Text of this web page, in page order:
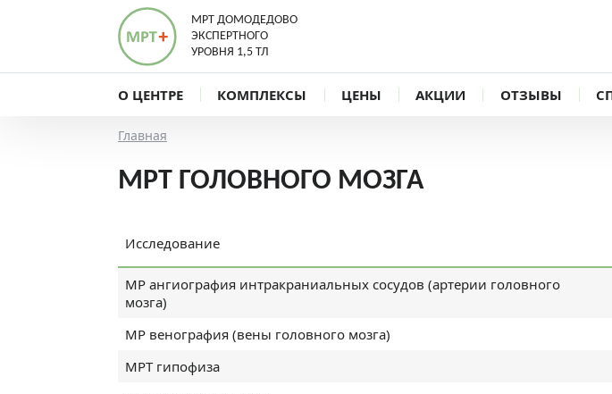
МРТ ДОМОДЕДОВО
ЭКСПЕРТНОГО
УРОВНЯ 1,5 ТЛ
О ЦЕНТРЕ КОМПЛЕКСЫ ЦЕНЫ АКЦИИ ОТЗЫВЫ
Главная
МРТ ГОЛОВНОГО МОЗГА
Исследование
МР ангиография интракраниальных сосудов (артерии головного
мозга)
МР венография (вены головного мозга)
МРТ гипофиза